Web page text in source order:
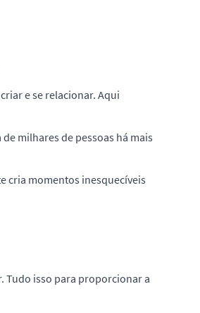
e se relacionar. Aqui
milhares de pessoas há mais
cria momentos inesquecíveis
Tudo isso para proporcionar a